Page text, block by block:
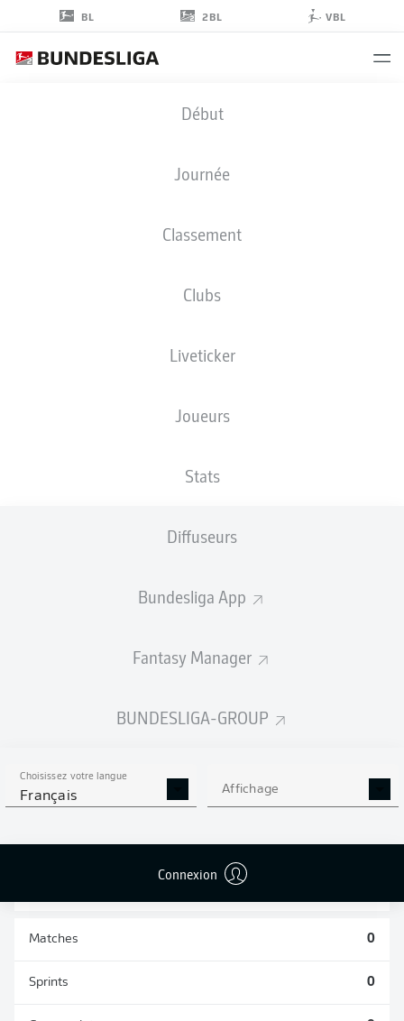
BL 2BL VBL
Début
Journée
Classement
Clubs
Liveticker
Joueurs
Stats
Diffuseurs
Bundesliga App
Fantasy Manager
BUNDESLIGA-GROUP
Choisissez votre langue
Français Affichage
Connexion
STATS DE LA SAISON
2026/2027
TIRS ARRÊTÉS
0
Matches 0
Sprints 0